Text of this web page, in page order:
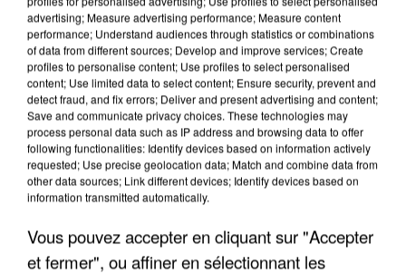
LES DONNÉES DE 300 000 CLIENTS DÉROBÉES À
INTERMARCHÉ APRÈS UNE...
advertising; Measure advertising performance; Measure content
performance; Understand audiences through statistics or combinations
of data from different sources; Develop and improve services; Create
profiles to personalise content; Use profiles to select personalised
content; Use limited data to select content; Ensure security, prevent and
detect fraud, and fix errors; Deliver and present advertising and content;
Save and communicate privacy choices. These technologies may
process personal data such as IP address and browsing data to offer
following functionalities: Identify devices based on information actively
requested; Use precise geolocation data; Match and combine data from
other data sources; Link different devices; Identify devices based on
information transmitted automatically.
Vous pouvez accepter en cliquant sur "Accepter
et fermer", ou affiner en sélectionnant les